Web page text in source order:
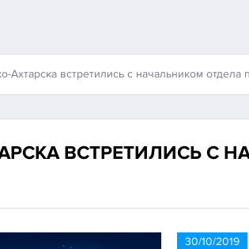
Ахтарска встретились с начальником
ВСТРЕТИЛИСЬ С
30/10/2019